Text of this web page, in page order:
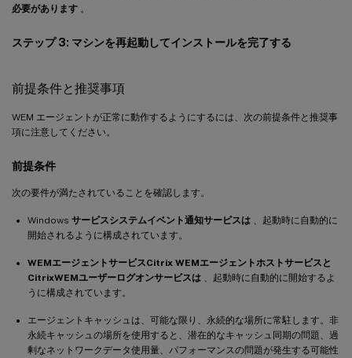
必要があります 。
ステップ 3: マシンを再起動してインストールを完了する
前提条件と推奨事項
WEM エージェントが正常に動作するようにするには、次の前提条件と推奨事
項に注意してください。
前提条件
次の要件が満たされていることを確認します。
Windows サービスシステムイベント通知サービスは 、起動時に自動的に
開始されるように構成されています。
WEMエージェントサービスCitrix WEMエージェントホストサービスと
CitrixWEMユーザーログオンサービスは 、起動時に自動的に開始するよ
うに構成されています。
エージェントキャッシュは、可能な限り、永続的な場所に常駐します。非
永続キャッシュの場所を使用すると、潜在的なキャッシュ同期の問題、過
剰なネットワークデータ使用量、パフォーマンスの問題が発生する可能性